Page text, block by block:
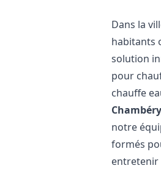
Dans la
habitants
solution
pour
chauffe
Chambéry
notre
formés
entretenir